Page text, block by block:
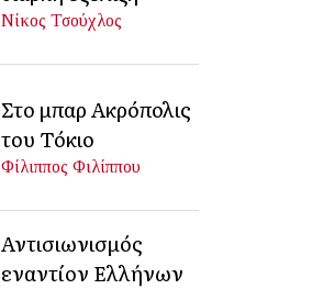
Νίκος Τσούχλος
Στο μπαρ Ακρόπολις
του Τόκιο
Φίλιππος Φιλίππου
Αντισιωνισμός
εναντίον Ελλήνων